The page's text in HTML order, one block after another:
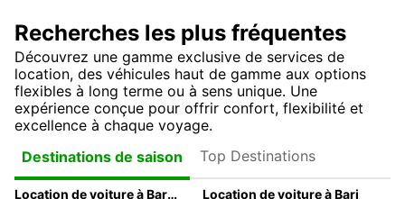
Recherches les plus fréquentes
Découvrez une gamme exclusive de services de
location, des véhicules haut de gamme aux options
flexibles à long terme ou à sens unique. Une
expérience conçue pour offrir confort, flexibilité et
excellence à chaque voyage.
Destinations de saison
Top Destinations
Location de voiture à Barcelone
Location de voiture à Bari